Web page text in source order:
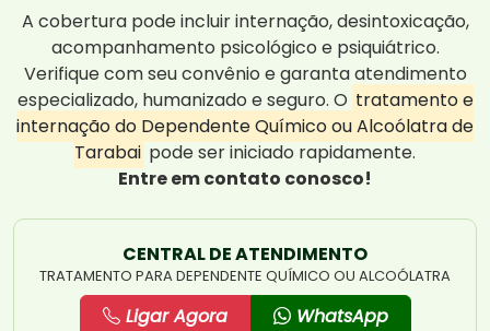
A cobertura pode incluir internação, desintoxicação,
acompanhamento psicológico e psiquiátrico.
Verifique com seu convênio e garanta atendimento
especializado, humanizado e seguro. O tratamento e
internação do Dependente Químico ou Alcoólatra de
Tarabai pode ser iniciado rapidamente.
Entre em contato conosco!
CENTRAL DE ATENDIMENTO
TRATAMENTO PARA DEPENDENTE QUÍMICO OU ALCOÓLATRA
Ligar Agora WhatsApp